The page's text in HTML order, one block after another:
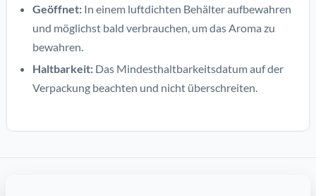
Geöffnet: In einem luftdichten Behälter aufbewahren
und möglichst bald verbrauchen, um das Aroma zu
bewahren.
Haltbarkeit: Das Mindesthaltbarkeitsdatum auf der
Verpackung beachten und nicht überschreiten.